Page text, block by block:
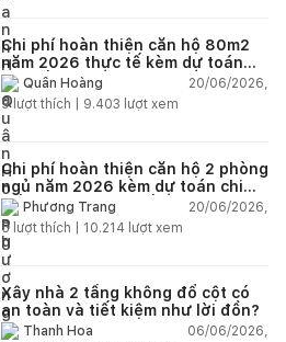
Chi phí hoàn thiện căn hộ 80m2
năm 2026 thực tế kèm dự toán
chi tiết từng hạng mục
Quân Hoàng
20/06/2026,
9lượt thích | 9.403 lượt xem
Chi phí hoàn thiện căn hộ 2 phòng
ngủ năm 2026 kèm dự toán chi
tiết và ví dụ thực tế
Phương Trang
20/06/2026,
5 lượt thích | 10.214 lượt xem
Xây nhà 2 tầng không đổ cột có
an toàn và tiết kiệm như lời đồn?
Thanh Hoa
06/06/2026,